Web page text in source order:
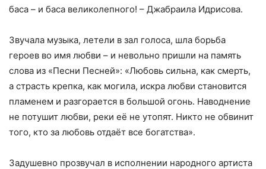
баса – и баса великолепного! – Джабраила Идрисова.
Звучала музыка, летели в зал голоса, шла борьба
героев во имя любви – и невольно пришли на память
слова из «Песни Песней»: «Любовь сильна, как смерть,
а страсть крепка, как могила, искра любви становится
пламенем и разгорается в большой огонь. Наводнение
не потушит любви, реки её не утопят. Никто не обвинит
того, кто за любовь отдаёт все богатства».
Задушевно прозвучал в исполнении народного артиста